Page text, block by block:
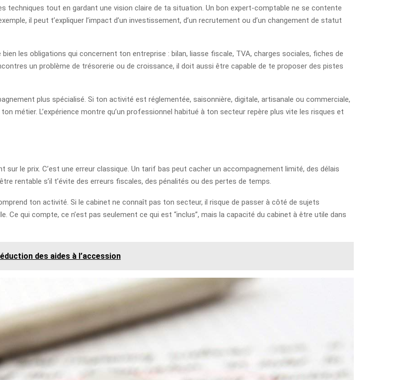
techniques tout en gardant une vision claire de ta situation. Un bon expert-comptable ne se contente
il peut t’expliquer l’impact d’un investissement, d’un recrutement ou d’un changement de statut
les obligations qui concernent ton entreprise : bilan, liasse fiscale, TVA, charges sociales, fiches de
un problème de trésorerie ou de croissance, il doit aussi être capable de te proposer des pistes
plus spécialisé. Si ton activité est réglementée, saisonnière, digitale, artisanale ou commerciale,
métier. L’expérience montre qu’un professionnel habitué à ton secteur repère plus vite les risques et
le prix. C’est une erreur classique. Un tarif bas peut cacher un accompagnement limité, des délais
rentable s’il t’évite des erreurs fiscales, des pénalités ou des pertes de temps.
ton activité. Si le cabinet ne connaît pas ton secteur, il risque de passer à côté de sujets
qui compte, ce n’est pas seulement ce qui est “inclus”, mais la capacité du cabinet à être utile dans
des aides à l’accession